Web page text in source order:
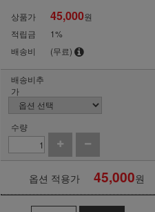
상품가 45,000원
적립금
1%
배송비
(무료)
배송비추
가
수량
옵션 적용가 45,000원